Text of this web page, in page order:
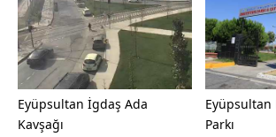
Eyüpsultan İgdaş Ada
Kavşağı
Eyüpsultan
Parkı